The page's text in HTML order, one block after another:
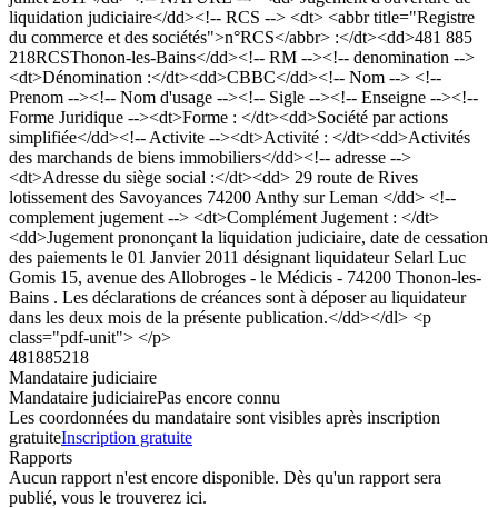
liquidation judiciaire</dd><!-- RCS --> <dt> <abbr title="Registre
du commerce et des sociétés">n°RCS</abbr> :</dt><dd>481 885
218RCSThonon-les-Bains</dd><!-- RM --><!-- denomination -->
<dt>Dénomination :</dt><dd>CBBC</dd><!-- Nom --> <!--
Prenom --><!-- Nom d'usage --><!-- Sigle --><!-- Enseigne --><!--
Forme Juridique --><dt>Forme : </dt><dd>Société par actions
simplifiée</dd><!-- Activite --><dt>Activité : </dt><dd>Activités
des marchands de biens immobiliers</dd><!-- adresse -->
<dt>Adresse du siège social :</dt><dd> 29 route de Rives
lotissement des Savoyances 74200 Anthy sur Leman </dd> <!--
complement jugement --> <dt>Complément Jugement : </dt>
<dd>Jugement prononçant la liquidation judiciaire, date de cessation
des paiements le 01 Janvier 2011 désignant liquidateur Selarl Luc
Gomis 15, avenue des Allobroges - le Médicis - 74200 Thonon-les-
Bains . Les déclarations de créances sont à déposer au liquidateur
dans les deux mois de la présente publication.</dd></dl> <p
class="pdf-unit"> </p>
481885218
Mandataire judiciaire
Mandataire judiciairePas encore connu
Les coordonnées du mandataire sont visibles après inscription
gratuiteInscription gratuite
Rapports
Aucun rapport n'est encore disponible. Dès qu'un rapport sera
publié, vous le trouverez ici.